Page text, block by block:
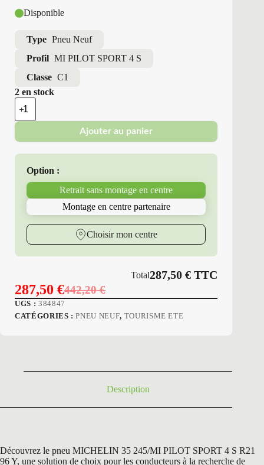
Disponible
Type Pneu Neuf
Profil MI PILOT SPORT 4 S
Classe C1
2 en stock
quantité
de
Michelin
Pneus
Neufs
245/35ZR21
PILOT
SPORT
Ajouter au panier
Option :
Retrait sans montage en centre
Montage en centre partenaire
Choisir mon centre
Total287,50€ TTC
442,20€
Le
prix
287,50 €
Le
prix
UGS : 384847
CATÉGORIES :PNEU NEUF, TOURISME ETE
Description
Découvrez le pneu MICHELIN 35 245/MI PILOT SPORT 4 S R21
96 Y, une solution de choix pour les conducteurs à la recherche de